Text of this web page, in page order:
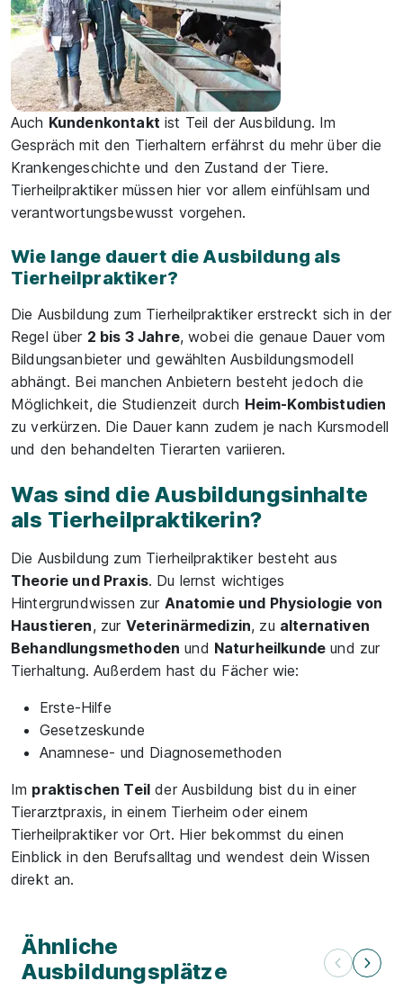
Auch Kundenkontakt ist Teil der Ausbildung. Im
Gespräch mit den Tierhaltern erfährst du mehr über die
Krankengeschichte und den Zustand der Tiere.
Tierheilpraktiker müssen hier vor allem einfühlsam und
verantwortungsbewusst vorgehen.
Wie lange dauert die Ausbildung als
Tierheilpraktiker?
Die Ausbildung zum Tierheilpraktiker erstreckt sich in der
Regel über 2 bis 3 Jahre, wobei die genaue Dauer vom
Bildungsanbieter und gewählten Ausbildungsmodell
abhängt. Bei manchen Anbietern besteht jedoch die
Möglichkeit, die Studienzeit durch Heim-Kombistudien
zu verkürzen. Die Dauer kann zudem je nach Kursmodell
und den behandelten Tierarten variieren.
Was sind die Ausbildungsinhalte
als Tierheilpraktikerin?
Die Ausbildung zum Tierheilpraktiker besteht aus
Theorie und Praxis. Du lernst wichtiges
Hintergrundwissen zur Anatomie und Physiologie von
Haustieren, zur Veterinärmedizin, zu alternativen
Behandlungsmethoden und Naturheilkunde und zur
Tierhaltung. Außerdem hast du Fächer wie:
Erste-Hilfe
Gesetzeskunde
Anamnese- und Diagnosemethoden
Im praktischen Teil der Ausbildung bist du in einer
Tierarztpraxis, in einem Tierheim oder einem
Tierheilpraktiker vor Ort. Hier bekommst du einen
Einblick in den Berufsalltag und wendest dein Wissen
direkt an.
Ähnliche
Ausbildungsplätze